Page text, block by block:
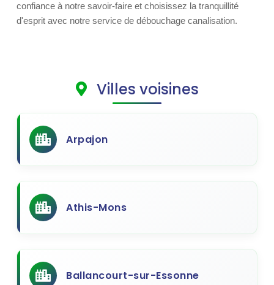
confiance à notre savoir-faire et choisissez la tranquillité
d'esprit avec notre service de débouchage canalisation.
Villes voisines
Arpajon
Athis-Mons
Ballancourt-sur-Essonne